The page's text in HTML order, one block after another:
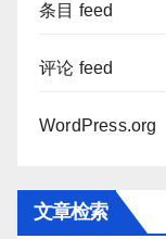
条目 feed
评论 feed
WordPress.org
文章检索